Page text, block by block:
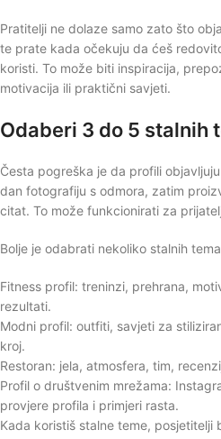
Pratitelji ne dolaze samo zato što
te prate kada očekuju da ćeš
koristi. To može biti inspiracija,
motivacija ili praktični savjeti.
Odaberi 3 do 5 stalnih
Česta pogreška je da profili
dan fotografiju s odmora, zatim
citat. To može funkcionirati za
Bolje je odabrati nekoliko stalnih
Fitness profil: treninzi, prehrana,
rezultati.
Modni profil: outfiti, savjeti za
kroj.
Restoran: jela, atmosfera, tim,
Profil o društvenim mrežama:
provjere profila i primjeri rasta.
Kada koristiš stalne teme, posjetitelji